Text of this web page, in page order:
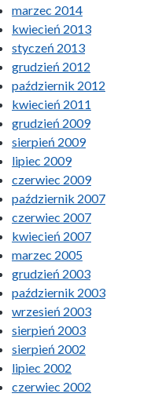
marzec 2014
kwiecień 2013
styczeń 2013
grudzień 2012
październik 2012
kwiecień 2011
grudzień 2009
sierpień 2009
lipiec 2009
czerwiec 2009
październik 2007
czerwiec 2007
kwiecień 2007
marzec 2005
grudzień 2003
październik 2003
wrzesień 2003
sierpień 2003
sierpień 2002
lipiec 2002
czerwiec 2002